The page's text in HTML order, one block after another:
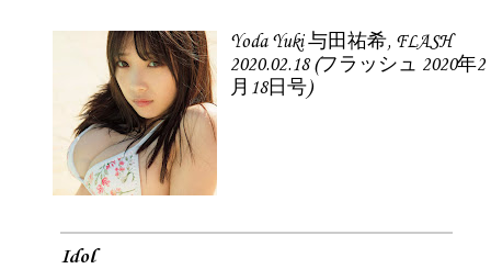
Yoda Yuki 与田祐希, FLASH
2020.02.18 (フラッシュ 2020年2
月18日号)
Idol